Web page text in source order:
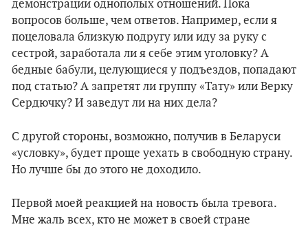
демонстрации однополых отношений. Пока
вопросов больше, чем ответов. Например, если я
поцеловала близкую подругу или иду за руку с
сестрой, заработала ли я себе этим уголовку? А
бедные бабули, целующиеся у подъездов, попадают
под статью? А запретят ли группу «Тату» или Верку
Сердючку? И заведут ли на них дела?
С другой стороны, возможно, получив в Беларуси
«условку», будет проще уехать в свободную страну.
Но лучше бы до этого не доходило.
Первой моей реакцией на новость была тревога.
Мне жаль всех, кто не может в своей стране